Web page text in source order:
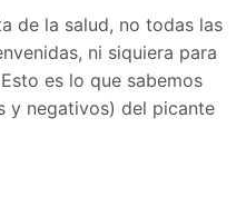
de la salud, no todas las
ni siquiera para
es lo que sabemos
y negativos) del picante